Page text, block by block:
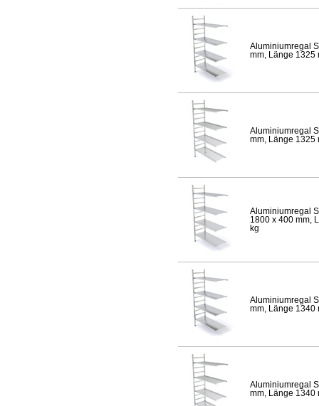
Aluminiumregal
mm, Länge 1325
Aluminiumregal
mm, Länge 1325
Aluminiumregal
1800 x 400 mm,
kg
Aluminiumregal
mm, Länge 1340
Aluminiumregal
mm, Länge 1340